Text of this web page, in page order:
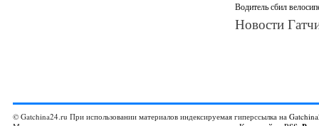
Водитель сбил
Новости
© Gatchina24.ru При использовании материалов индексируемая гиперссылка на